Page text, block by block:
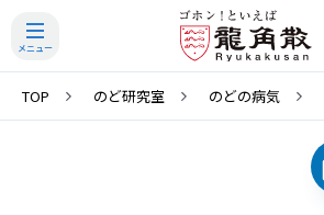
TOP のど研究室 のどの病気